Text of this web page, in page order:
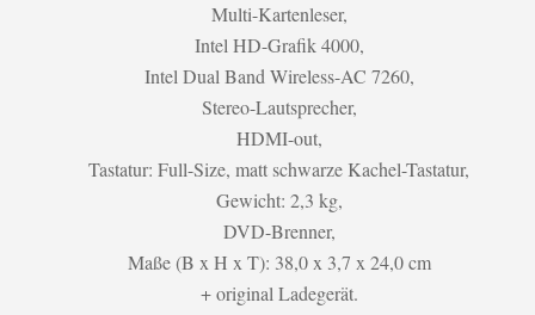
Multi-Kartenleser,
Intel HD-Grafik 4000,
Intel Dual Band Wireless-AC 7260,
Stereo-Lautsprecher,
HDMI-out,
Tastatur: Full-Size, matt schwarze Kachel-Tastatur,
Gewicht: 2,3 kg,
DVD-Brenner,
Maße (B x H x T): 38,0 x 3,7 x 24,0 cm
+ original Ladegerät.